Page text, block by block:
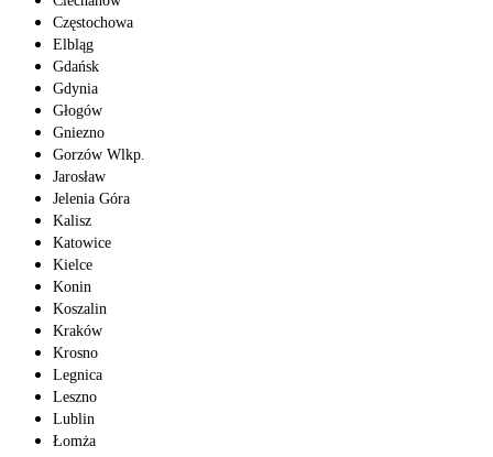
Częstochowa
Elbląg
Gdańsk
Gdynia
Głogów
Gniezno
Gorzów Wlkp.
Jarosław
Jelenia Góra
Kalisz
Katowice
Kielce
Konin
Koszalin
Kraków
Krosno
Legnica
Leszno
Lublin
Łomża